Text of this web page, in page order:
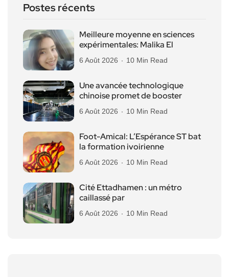
Postes récents
Meilleure moyenne en sciences
expérimentales: Malika El
6 Août 2026 10 Min Read
Une avancée technologique
chinoise promet de booster
6 Août 2026 10 Min Read
Foot-Amical: L’Espérance ST bat
la formation ivoirienne
6 Août 2026 10 Min Read
Cité Ettadhamen : un métro
caillassé par
6 Août 2026 10 Min Read